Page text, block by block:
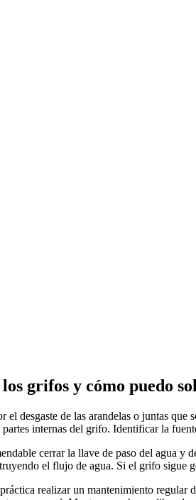
grifos y cómo puedo
desgaste de las arandelas o juntas
internas del grifo. Identificar la
cerrar la llave de paso del agua y
el flujo de agua. Si el grifo sigue
realizar un mantenimiento